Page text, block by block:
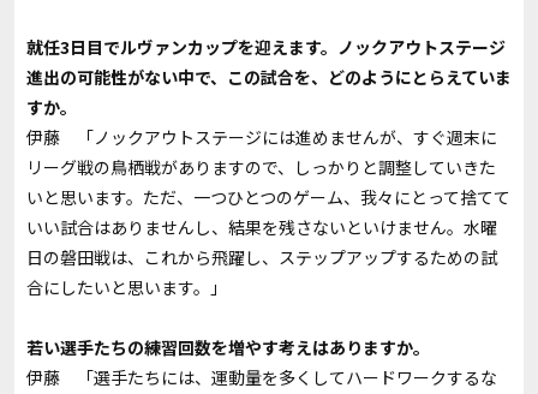
――就任3日目でルヴァンカップを迎えます。ノックアウトステージ
進出の可能性がない中で、この試合を、どのようにとらえていま
すか。
伊藤 「ノックアウトステージには進めませんが、すぐ週末に
リーグ戦の鳥栖戦がありますので、しっかりと調整していきた
いと思います。ただ、一つひとつのゲーム、我々にとって捨てて
いい試合はありませんし、結果を残さないといけません。水曜
日の磐田戦は、これから飛躍し、ステップアップするための試
合にしたいと思います。」
――若い選手たちの練習回数を増やす考えはありますか。
伊藤 「選手たちには、運動量を多くしてハードワークするな